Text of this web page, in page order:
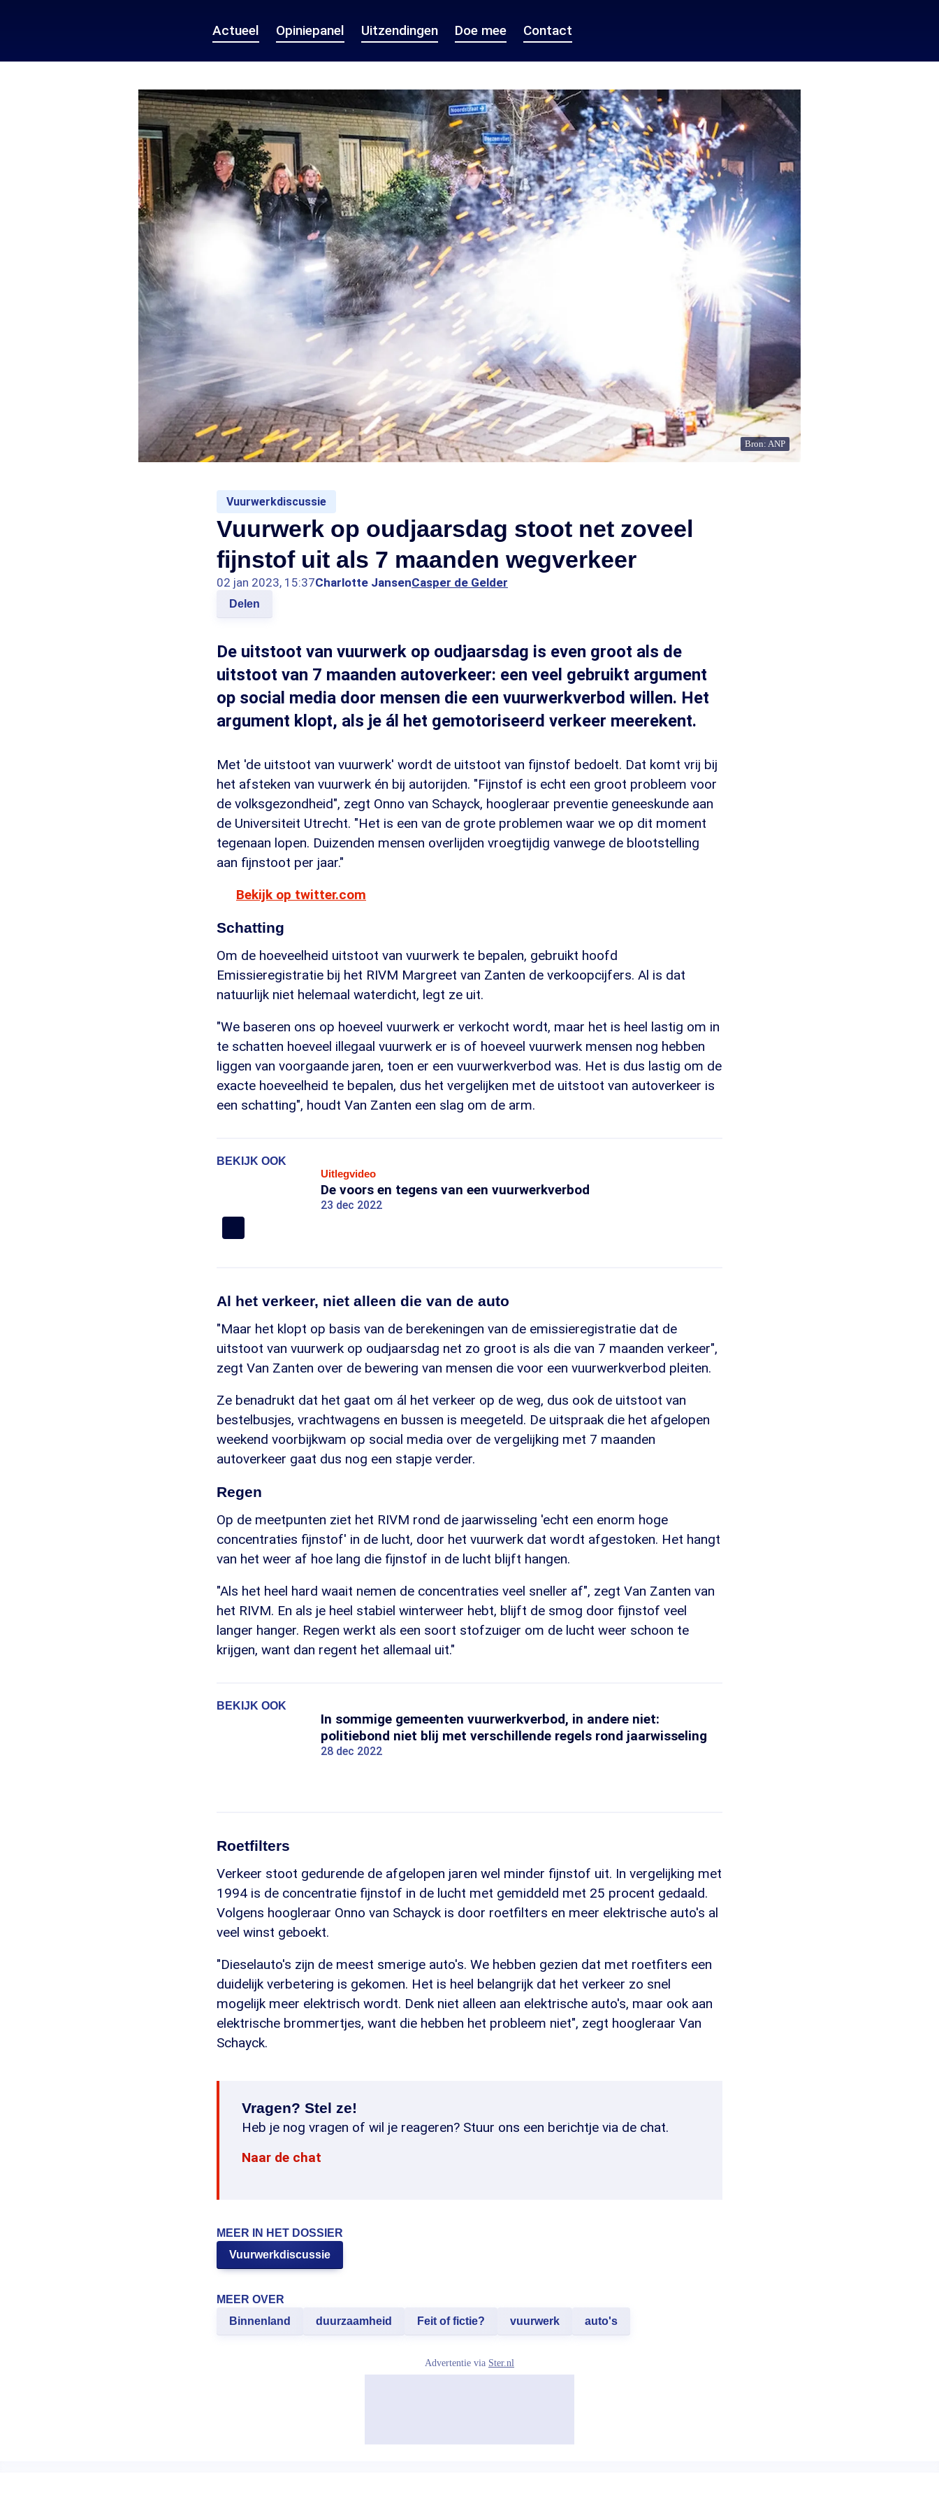
Actueel Opiniepanel Uitzendingen Doe mee Contact
Bron: ANP
Vuurwerkdiscussie
Vuurwerk op oudjaarsdag stoot net zoveel
fijnstof uit als 7 maanden wegverkeer
02 jan 2023, 15:37Charlotte JansenCasper de Gelder
Delen
De uitstoot van vuurwerk op oudjaarsdag is even groot als de
uitstoot van 7 maanden autoverkeer: een veel gebruikt argument
op social media door mensen die een vuurwerkverbod willen. Het
argument klopt, als je ál het gemotoriseerd verkeer meerekent.
Met 'de uitstoot van vuurwerk' wordt de uitstoot van fijnstof bedoelt. Dat komt vrij bij
het afsteken van vuurwerk én bij autorijden. "Fijnstof is echt een groot probleem voor
de volksgezondheid", zegt Onno van Schayck, hoogleraar preventie geneeskunde aan
de Universiteit Utrecht. "Het is een van de grote problemen waar we op dit moment
tegenaan lopen. Duizenden mensen overlijden vroegtijdig vanwege de blootstelling
aan fijnstoot per jaar."
Bekijk op twitter.com
Schatting
Om de hoeveelheid uitstoot van vuurwerk te bepalen, gebruikt hoofd
Emissieregistratie bij het RIVM Margreet van Zanten de verkoopcijfers. Al is dat
natuurlijk niet helemaal waterdicht, legt ze uit.
"We baseren ons op hoeveel vuurwerk er verkocht wordt, maar het is heel lastig om in
te schatten hoeveel illegaal vuurwerk er is of hoeveel vuurwerk mensen nog hebben
liggen van voorgaande jaren, toen er een vuurwerkverbod was. Het is dus lastig om de
exacte hoeveelheid te bepalen, dus het vergelijken met de uitstoot van autoverkeer is
een schatting", houdt Van Zanten een slag om de arm.
BEKIJK OOK
Uitlegvideo
De voors en tegens van een vuurwerkverbod
23 dec 2022
Al het verkeer, niet alleen die van de auto
"Maar het klopt op basis van de berekeningen van de emissieregistratie dat de
uitstoot van vuurwerk op oudjaarsdag net zo groot is als die van 7 maanden verkeer",
zegt Van Zanten over de bewering van mensen die voor een vuurwerkverbod pleiten.
Ze benadrukt dat het gaat om ál het verkeer op de weg, dus ook de uitstoot van
bestelbusjes, vrachtwagens en bussen is meegeteld. De uitspraak die het afgelopen
weekend voorbijkwam op social media over de vergelijking met 7 maanden
autoverkeer gaat dus nog een stapje verder.
Regen
Op de meetpunten ziet het RIVM rond de jaarwisseling 'echt een enorm hoge
concentraties fijnstof' in de lucht, door het vuurwerk dat wordt afgestoken. Het hangt
van het weer af hoe lang die fijnstof in de lucht blijft hangen.
"Als het heel hard waait nemen de concentraties veel sneller af", zegt Van Zanten van
het RIVM. En als je heel stabiel winterweer hebt, blijft de smog door fijnstof veel
langer hanger. Regen werkt als een soort stofzuiger om de lucht weer schoon te
krijgen, want dan regent het allemaal uit."
BEKIJK OOK
In sommige gemeenten vuurwerkverbod, in andere niet:
politiebond niet blij met verschillende regels rond jaarwisseling
28 dec 2022
Roetfilters
Verkeer stoot gedurende de afgelopen jaren wel minder fijnstof uit. In vergelijking met
1994 is de concentratie fijnstof in de lucht met gemiddeld met 25 procent gedaald.
Volgens hoogleraar Onno van Schayck is door roetfilters en meer elektrische auto's al
veel winst geboekt.
"Dieselauto's zijn de meest smerige auto's. We hebben gezien dat met roetfiters een
duidelijk verbetering is gekomen. Het is heel belangrijk dat het verkeer zo snel
mogelijk meer elektrisch wordt. Denk niet alleen aan elektrische auto's, maar ook aan
elektrische brommertjes, want die hebben het probleem niet", zegt hoogleraar Van
Schayck.
Vragen? Stel ze!
Heb je nog vragen of wil je reageren? Stuur ons een berichtje via de chat.
Naar de chat
MEER IN HET DOSSIER
Vuurwerkdiscussie
MEER OVER
Binnenland
duurzaamheid Feit of fictie? vuurwerk auto's
Advertentie via Ster.nl